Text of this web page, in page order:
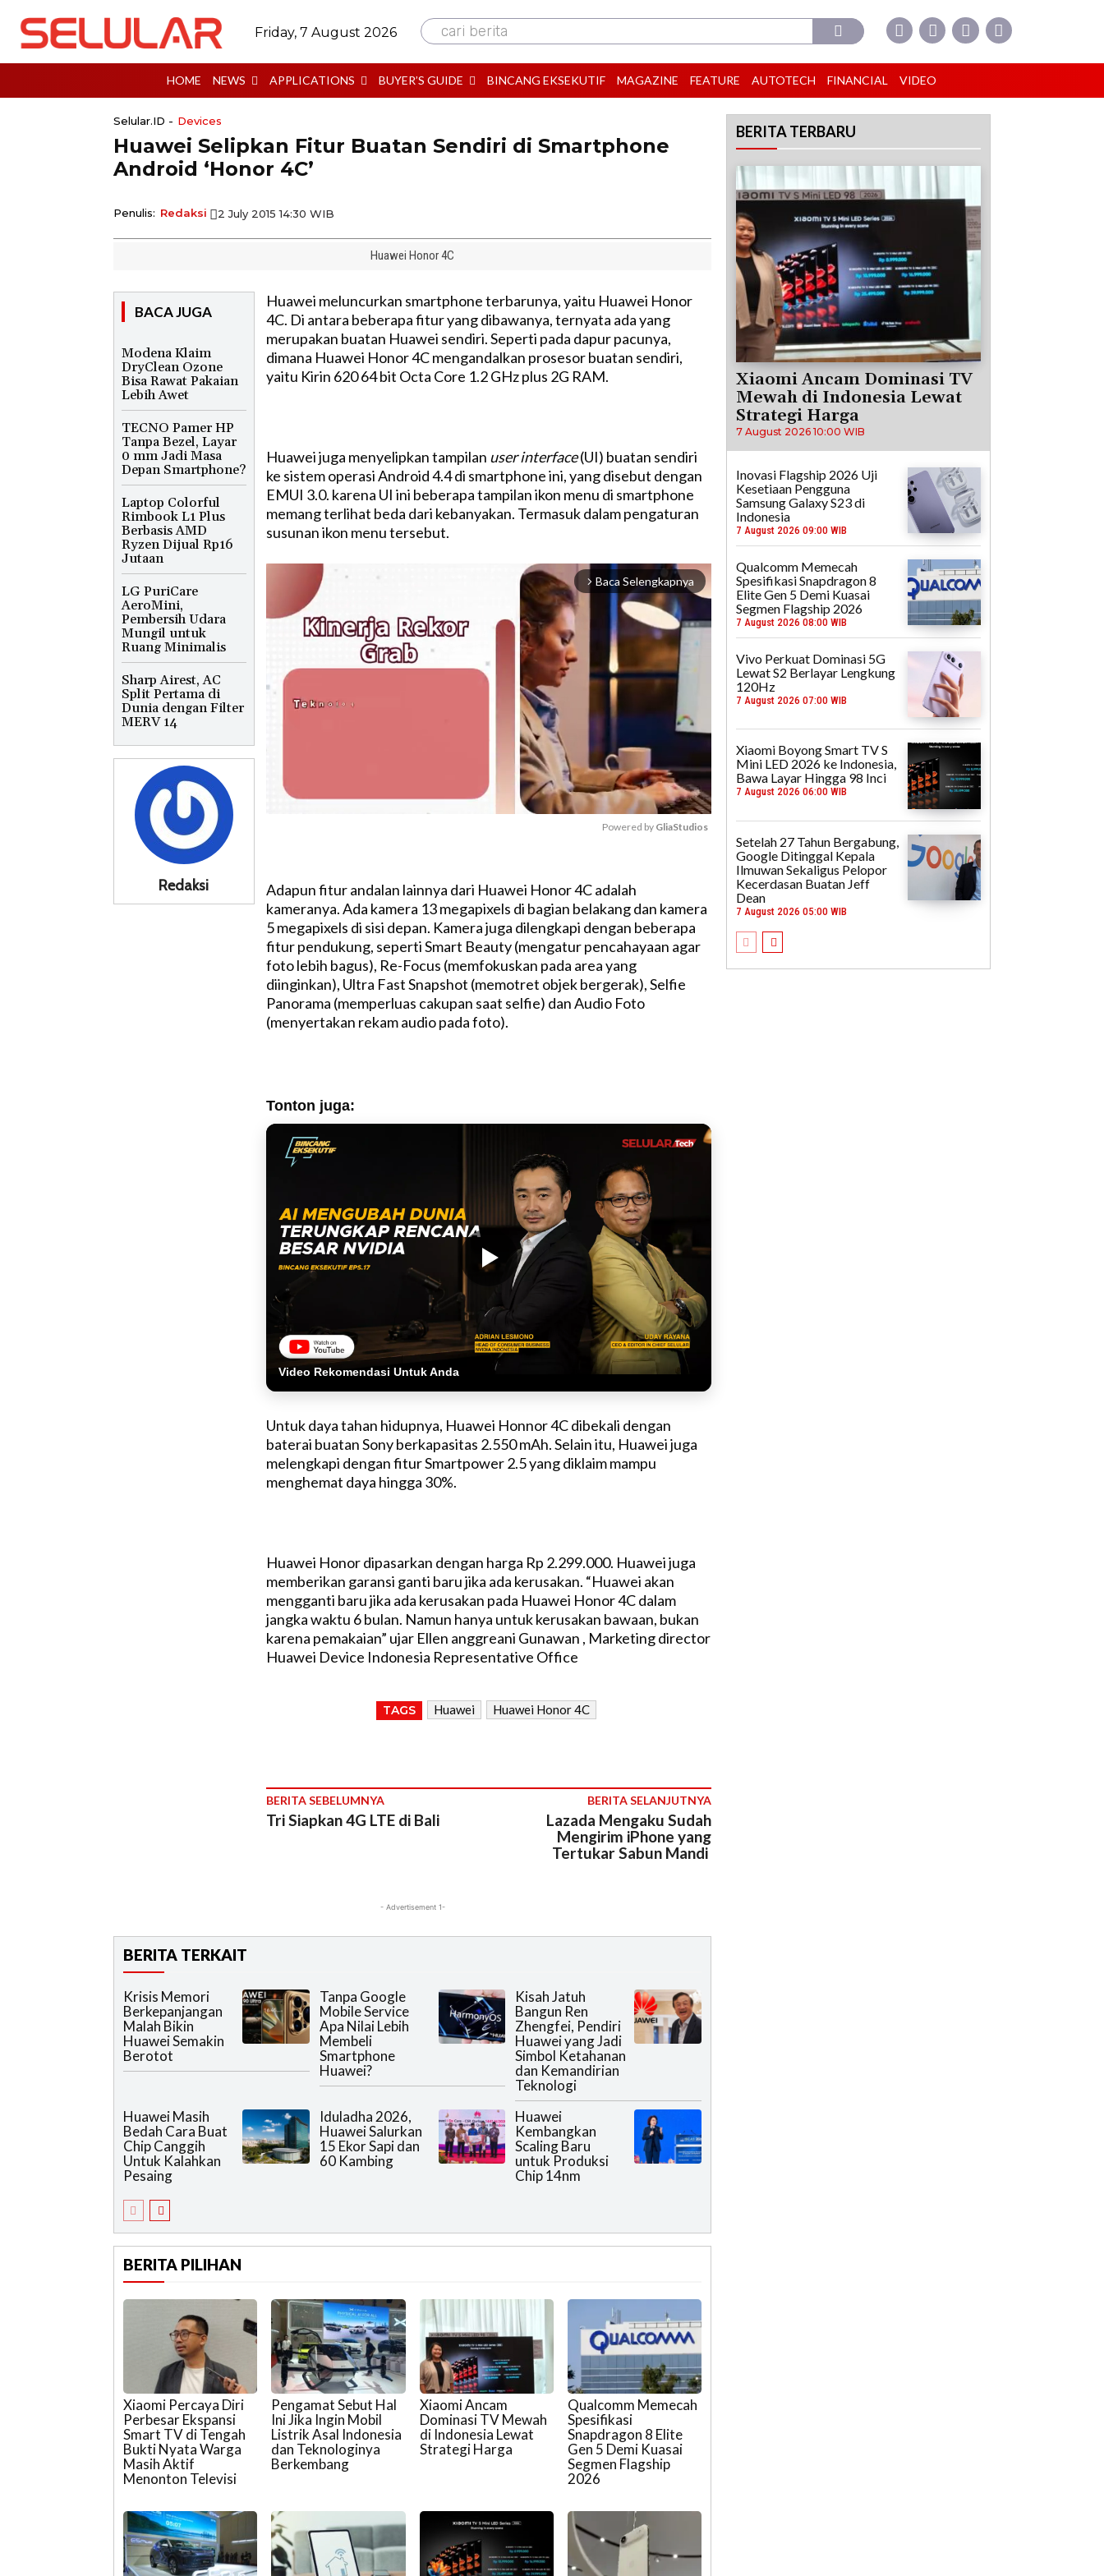
Friday, 7 August 2026 cari berita
HOME NEWS APPLICATIONS BUYER’S GUIDE BINCANG EKSEKUTIF MAGAZINE FEATURE AUTOTECH FINANCIAL VIDEO
Selular.ID - Devices
Huawei Selipkan Fitur Buatan Sendiri di Smartphone
Android ‘Honor 4C’
Penulis: Redaksi 2 July 2015 14:30 WIB
Huawei Honor 4C
BACA JUGA
Modena Klaim
DryClean Ozone
Bisa Rawat Pakaian
Lebih Awet
TECNO Pamer HP
Tanpa Bezel, Layar
0 mm Jadi Masa
Depan Smartphone?
Laptop Colorful
Rimbook L1 Plus
Berbasis AMD
Ryzen Dijual Rp16
Jutaan
LG PuriCare
AeroMini,
Pembersih Udara
Mungil untuk
Ruang Minimalis
Sharp Airest, AC
Split Pertama di
Dunia dengan Filter
MERV 14
Redaksi
Huawei meluncurkan smartphone terbarunya, yaitu Huawei Honor
4C. Di antara beberapa fitur yang dibawanya, ternyata ada yang
merupakan buatan Huawei sendiri. Seperti pada dapur pacunya,
dimana Huawei Honor 4C mengandalkan prosesor buatan sendiri,
yaitu Kirin 620 64 bit Octa Core 1.2 GHz plus 2G RAM.
Huawei juga menyelipkan tampilan user interface(UI) buatan sendiri
ke sistem operasi Android 4.4 di smartphone ini, yang disebut dengan
EMUI 3.0. karena UI ini beberapa tampilan ikon menu di smartphone
memang terlihat beda dari kebanyakan. Termasuk dalam pengaturan
susunan ikon menu tersebut.
arrow_forward_ios Baca Selengkapnya
u
t
e
Powered by GliaStudios
Adapun fitur andalan lainnya dari Huawei Honor 4C adalah
kameranya. Ada kamera 13 megapixels di bagian belakang dan kamera
5 megapixels di sisi depan. Kamera juga dilengkapi dengan beberapa
fitur pendukung, seperti Smart Beauty (mengatur pencahayaan agar
foto lebih bagus), Re-Focus (memfokuskan pada area yang
diinginkan), Ultra Fast Snapshot (memotret objek bergerak), Selfie
Panorama (memperluas cakupan saat selfie) dan Audio Foto
(menyertakan rekam audio pada foto).
Tonton juga:
Video Rekomendasi Untuk Anda
Untuk daya tahan hidupnya, Huawei Honnor 4C dibekali dengan
baterai buatan Sony berkapasitas 2.550 mAh. Selain itu, Huawei juga
melengkapi dengan fitur Smartpower 2.5 yang diklaim mampu
menghemat daya hingga 30%.
Huawei Honor dipasarkan dengan harga Rp 2.299.000. Huawei juga
memberikan garansi ganti baru jika ada kerusakan. “Huawei akan
mengganti baru jika ada kerusakan pada Huawei Honor 4C dalam
jangka waktu 6 bulan. Namun hanya untuk kerusakan bawaan, bukan
karena pemakaian” ujar Ellen anggreani Gunawan , Marketing director
Huawei Device Indonesia Representative Office
TAGS Huawei Huawei Honor 4C
BERITA SEBELUMNYA
Tri Siapkan 4G LTE di Bali
BERITA SELANJUTNYA
Lazada Mengaku Sudah
Mengirim iPhone yang
Tertukar Sabun Mandi
- Advertisement 1-
BERITA TERKAIT
Krisis Memori
Berkepanjangan
Malah Bikin
Huawei Semakin
Berotot
Tanpa Google
Mobile Service
Apa Nilai Lebih
Membeli
Smartphone
Huawei?
Kisah Jatuh
Bangun Ren
Zhengfei, Pendiri
Huawei yang Jadi
Simbol Ketahanan
dan Kemandirian
Teknologi
Huawei Masih
Bedah Cara Buat
Chip Canggih
Untuk Kalahkan
Pesaing
Iduladha 2026,
Huawei Salurkan
15 Ekor Sapi dan
60 Kambing
Huawei
Kembangkan
Scaling Baru
untuk Produksi
Chip 14nm
BERITA PILIHAN
Xiaomi Percaya Diri
Perbesar Ekspansi
Smart TV di Tengah
Bukti Nyata Warga
Masih Aktif
Menonton Televisi
Pengamat Sebut Hal
Ini Jika Ingin Mobil
Listrik Asal Indonesia
dan Teknologinya
Berkembang
Xiaomi Ancam
Dominasi TV Mewah
di Indonesia Lewat
Strategi Harga
Qualcomm Memecah
Spesifikasi
Snapdragon 8 Elite
Gen 5 Demi Kuasai
Segmen Flagship
2026
BERITA TERBARU
Xiaomi Ancam Dominasi TV
Mewah di Indonesia Lewat
Strategi Harga
7 August 2026 10:00 WIB
Inovasi Flagship 2026 Uji
Kesetiaan Pengguna
Samsung Galaxy S23 di
Indonesia
7 August 2026 09:00 WIB
Qualcomm Memecah
Spesifikasi Snapdragon 8
Elite Gen 5 Demi Kuasai
Segmen Flagship 2026
7 August 2026 08:00 WIB
Vivo Perkuat Dominasi 5G
Lewat S2 Berlayar Lengkung
120Hz
7 August 2026 07:00 WIB
Xiaomi Boyong Smart TV S
Mini LED 2026 ke Indonesia,
Bawa Layar Hingga 98 Inci
7 August 2026 06:00 WIB
Setelah 27 Tahun Bergabung,
Google Ditinggal Kepala
Ilmuwan Sekaligus Pelopor
Kecerdasan Buatan Jeff
Dean
7 August 2026 05:00 WIB